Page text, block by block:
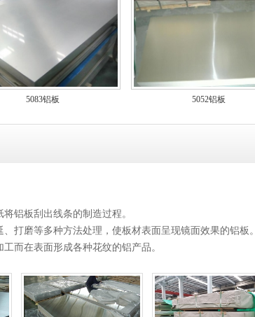
5083铝板 5052铝板
铝板刮出线条的制造过程。
打磨等多种方法处理，使板材表面呈现镜面效果的铝板。
而在表面形成各种花纹的铝产品。